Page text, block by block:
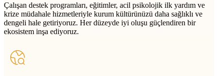
Çalışan destek programları, eğitimler, acil psikolojik ilk yardım ve
krize müdahale hizmetleriyle kurum kültürünüzü daha sağlıklı ve
dengeli hale getiriyoruz. Her düzeyde iyi oluşu güçlendiren bir
ekosistem inşa ediyoruz.